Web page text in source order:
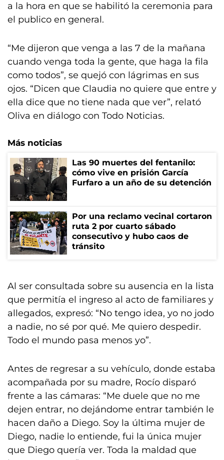
a la hora en que se habilitó la ceremonia para
el publico en general.
“Me dijeron que venga a las 7 de la mañana
cuando venga toda la gente, que haga la fila
como todos”, se quejó con lágrimas en sus
ojos. “Dicen que Claudia no quiere que entre y
ella dice que no tiene nada que ver”, relató
Oliva en diálogo con Todo Noticias.
Más noticias
Las 90 muertes del fentanilo:
cómo vive en prisión García
Furfaro a un año de su detención
Por una reclamo vecinal cortaron
ruta 2 por cuarto sábado
consecutivo y hubo caos de
tránsito
Al ser consultada sobre su ausencia en la lista
que permitía el ingreso al acto de familiares y
allegados, expresó: “No tengo idea, yo no jodo
a nadie, no sé por qué. Me quiero despedir.
Todo el mundo pasa menos yo”.
Antes de regresar a su vehículo, donde estaba
acompañada por su madre, Rocío disparó
frente a las cámaras: “Me duele que no me
dejen entrar, no dejándome entrar también le
hacen daño a Diego. Soy la última mujer de
Diego, nadie lo entiende, fui la única mujer
que Diego quería ver. Toda la maldad que